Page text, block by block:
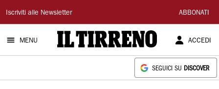
Il
Tirreno
Iscriviti alle Newsletter ABBONATI
MENU ACCEDI
SEGUICI SU DISCOVER